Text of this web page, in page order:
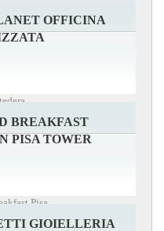
OFFICINA
BREAKFAST
PISA TOWER
Pisa
GIOIELLERIA